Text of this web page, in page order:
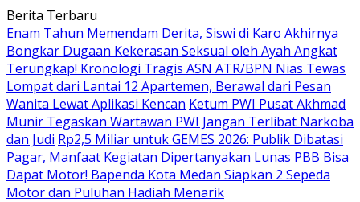
Langsung
ke
konten
Berita Terbaru
Enam Tahun Memendam Derita, Siswi di Karo Akhirnya
Bongkar Dugaan Kekerasan Seksual oleh Ayah Angkat
Terungkap! Kronologi Tragis ASN ATR/BPN Nias Tewas
Lompat dari Lantai 12 Apartemen, Berawal dari Pesan
Wanita Lewat Aplikasi Kencan Ketum PWI Pusat Akhmad
Munir Tegaskan Wartawan PWI Jangan Terlibat Narkoba
dan Judi Rp2,5 Miliar untuk GEMES 2026: Publik Dibatasi
Pagar, Manfaat Kegiatan Dipertanyakan Lunas PBB Bisa
Dapat Motor! Bapenda Kota Medan Siapkan 2 Sepeda
Motor dan Puluhan Hadiah Menarik